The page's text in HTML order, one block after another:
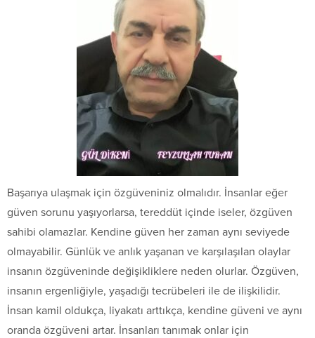
Başarıya ulaşmak için özgüveniniz olmalıdır. İnsanlar eğer
güven sorunu yaşıyorlarsa, tereddüt içinde iseler, özgüven
sahibi olamazlar. Kendine güven her zaman aynı seviyede
olmayabilir. Günlük ve anlık yaşanan ve karşılaşılan olaylar
insanın özgüveninde değişikliklere neden olurlar. Özgüven,
insanın ergenliğiyle, yaşadığı tecrübeleri ile de ilişkilidir.
İnsan kamil oldukça, liyakatı arttıkça, kendine güveni ve aynı
oranda özgüveni artar. İnsanları tanımak onlar için